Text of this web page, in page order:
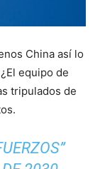
China así lo
equipo de
tripulados de